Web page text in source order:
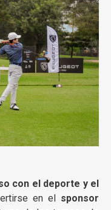
con el deporte y el
en el sponsor